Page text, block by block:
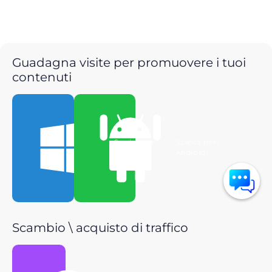
Guadagna visite per promuovere i tuoi
contenuti
Scarica per
Scambio \ acquisto di traffico